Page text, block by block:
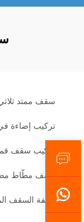
سقف ممتد ثلاثي
تركيب إضاءة
تركيب سقف
سقف مطّاط
تكلفة السقف